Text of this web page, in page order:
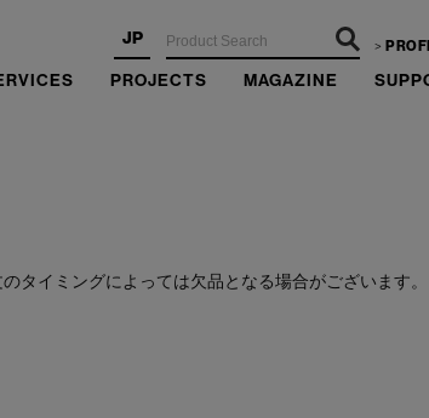
JP
PROJECTS MAGAZINE
タイミングによっては欠品となる場合がございます。